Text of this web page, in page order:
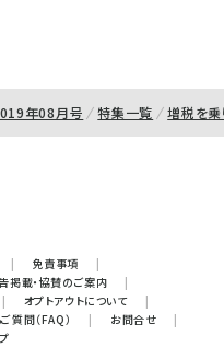
年08月号 特集一覧 増税を乗
| 免責事項
|
掲載・協賛のご案内
|
| オプトアウトについて
|
質問（FAQ） | お問合せ
|